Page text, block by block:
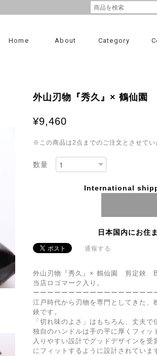
Home About Category
外山刃物『秀久』× 鶴仙
¥9,460
※この商品は2点までのご注文とさせてい
数量
International
日本国内にお住
通報する
外山刃物『秀久』× 鶴仙園 剪定鋏
当店ロゴマーク入り。
ーーーーーーーーーーーーーーーーー
江戸時代から刃物を専門としてきた、
鋏です。
「切れ味のよさ」はもちろん、丈夫で
独自のハンドルは手の平に厚くフィッ
入りやすい設計でグッドデザインを
にフィットするように設計されてい